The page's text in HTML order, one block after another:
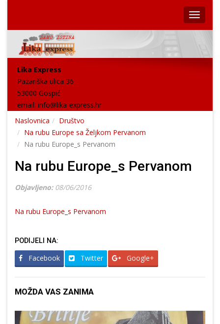
Lika Express
Pazariška ulica 36
53000 Gospić
email: info@lika-express.hr
Naslovnica
Društvo
Na rubu Europe sa Željkom Pervanom
Na rubu Europe_s Pervanom
Na rubu Europe_s Pervanom
Objavljeno: 08/06/2016
Na rubu Europe_s Pervanom
PODIJELI NA:
Facebook Twitter Google+
MOŽDA VAS ZANIMA